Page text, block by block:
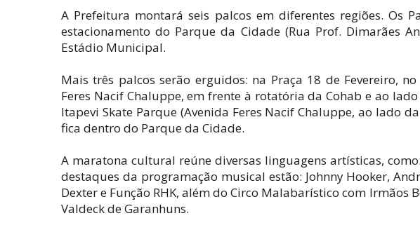
A Prefeitura montará seis palcos em diferentes regiões. Os
estacionamento do Parque da Cidade (Rua Prof. Dimarães
Estádio Municipal.
Mais três palcos serão erguidos: na Praça 18 de Fevereiro,
Feres Nacif Chaluppe, em frente à rotatória da Cohab e ao
Itapevi Skate Parque (Avenida Feres Nacif Chaluppe, ao lado
fica dentro do Parque da Cidade.
A maratona cultural reúne diversas linguagens artísticas,
destaques da programação musical estão: Johnny Hooker,
Dexter e Função RHK, além do Circo Malabarístico com Irmãos
Valdeck de Garanhuns.